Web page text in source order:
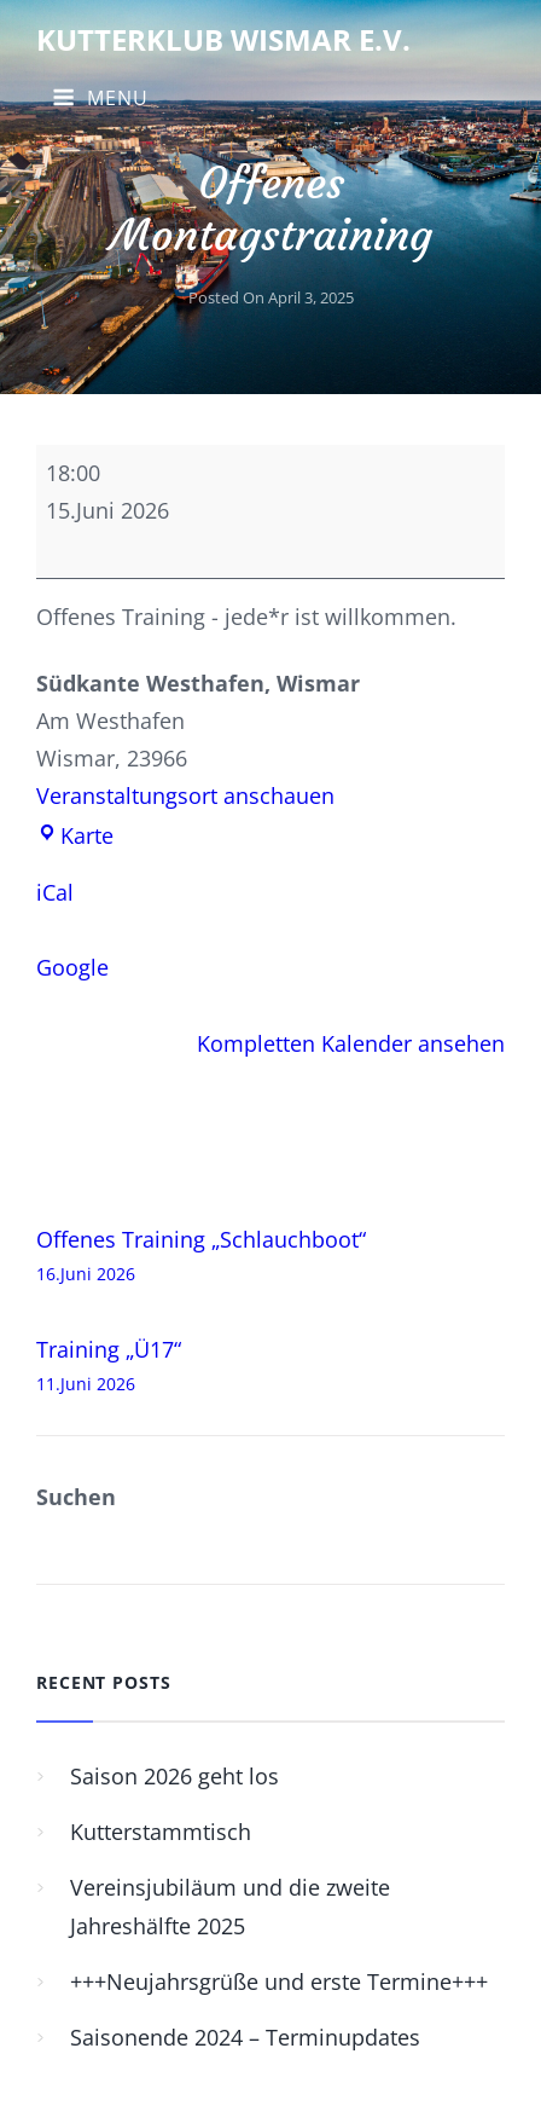
KUTTERKLUB WISMAR E.V.
MENU
Offenes
Montagstraining
Posted On April 3, 2025
Offenes
Montagstraining
18:00
15.Juni 2026
Offenes Training - jede*r ist willkommen.
Südkante Westhafen, Wismar
Am Westhafen
Wismar, 23966
Veranstaltungsort anschauen
KarteSüdkante
iCal
Google
Kompletten Kalender ansehen
Beitragsnavigation
Training „Ü17“
11.Juni 2026
Offenes Training „Schlauchboot“
16.Juni 2026
Suchen
RECENT POSTS
Saison 2026 geht los
Kutterstammtisch
Vereinsjubiläum und die zweite
Jahreshälfte 2025
+++Neujahrsgrüße und erste Termine+++
Saisonende 2024 – Terminupdates